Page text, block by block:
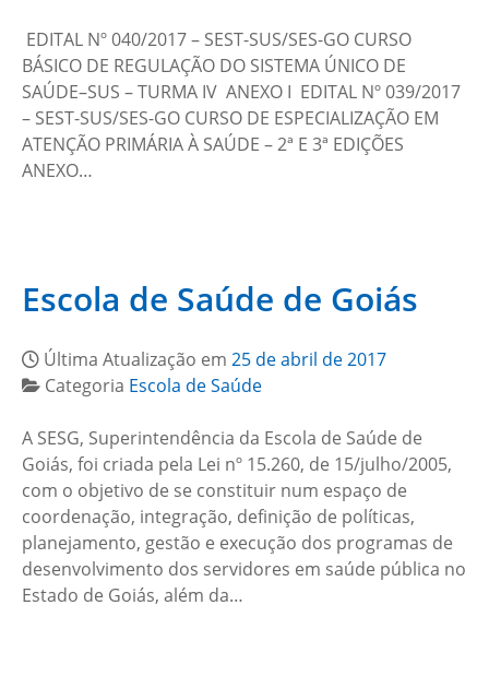
EDITAL Nº 040/2017 – SEST-SUS/SES-GO CURSO
BÁSICO DE REGULAÇÃO DO SISTEMA ÚNICO DE
SAÚDE–SUS – TURMA IV ANEXO I EDITAL Nº 039/2017
– SEST-SUS/SES-GO CURSO DE ESPECIALIZAÇÃO EM
ATENÇÃO PRIMÁRIA À SAÚDE – 2ª E 3ª EDIÇÕES
ANEXO…
Escola de Saúde de Goiás
Última Atualização em 25 de abril de 2017
Categoria Escola de Saúde
A SESG, Superintendência da Escola de Saúde de
Goiás, foi criada pela Lei nº 15.260, de 15/julho/2005,
com o objetivo de se constituir num espaço de
coordenação, integração, definição de políticas,
planejamento, gestão e execução dos programas de
desenvolvimento dos servidores em saúde pública no
Estado de Goiás, além da…